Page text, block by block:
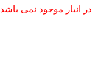
در انبار موجود نمی باشد